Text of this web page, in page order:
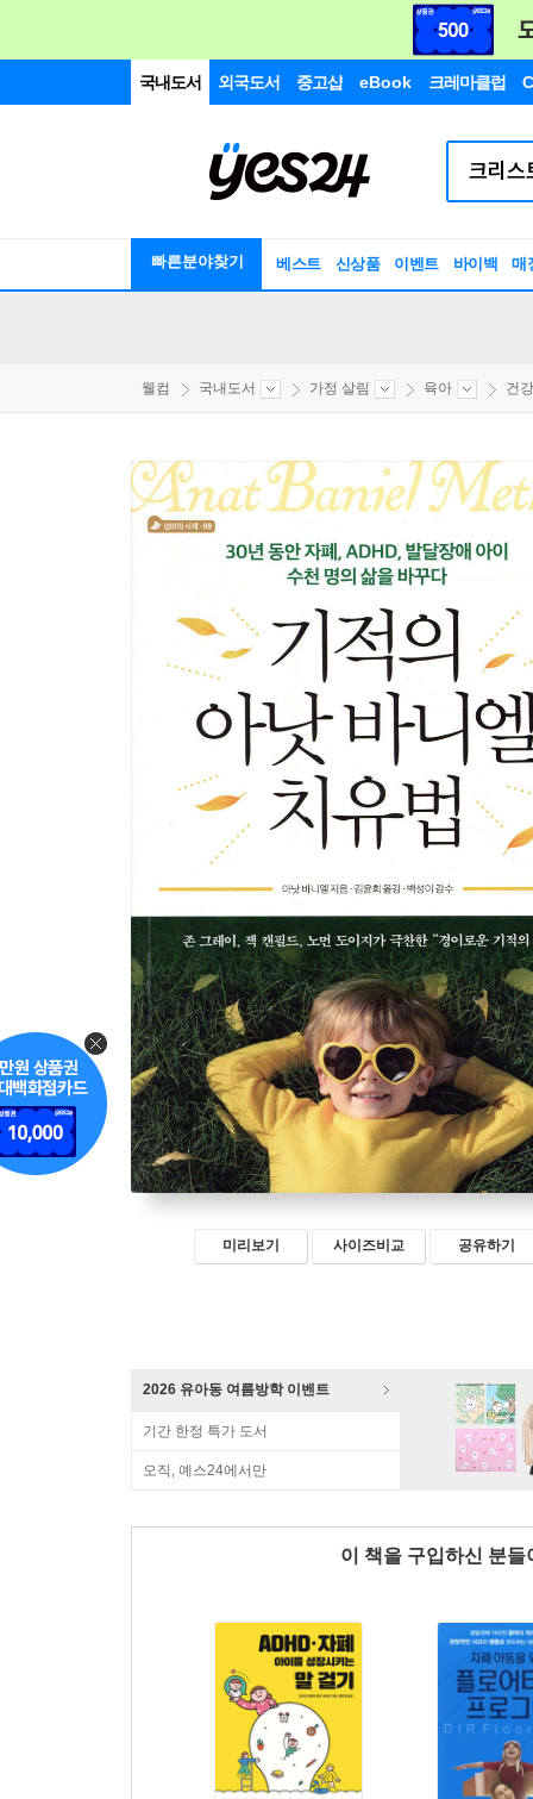
국내도서 외국도서 중고샵 eBook 크레마클럽
빠른분야찾기 베스트 신상품 이벤트 바이백 매
웰컴 국내도서 가정 살림 육아 건
미리보기 사이즈비교 공유하기
2026 유아동 여름방학 이벤트
기간 한정 특가 도서
오직, 예스24에서만
이 책을 구입하신 분